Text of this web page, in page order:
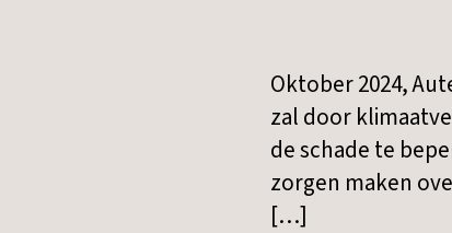
Oktober 2024,
zal door
de schade te
zorgen maken
[…]